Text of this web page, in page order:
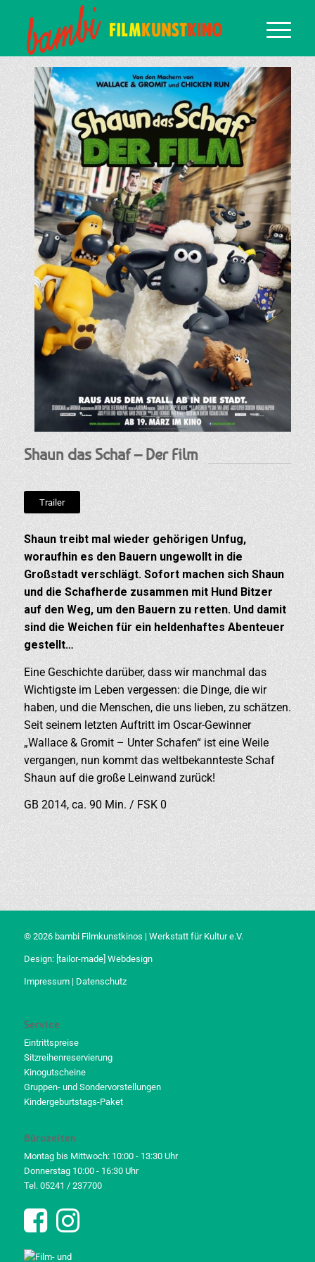
Shaun das Schaf – Der Film
Trailer
Shaun treibt mal wieder gehörigen Unfug,
woraufhin es den Bauern ungewollt in die
Großstadt verschlägt. Sofort machen sich Shaun
und die Schafherde zusammen mit Hund Bitzer
auf den Weg, um den Bauern zu retten. Und damit
sind die Weichen für ein heldenhaftes Abenteuer
gestellt…
Eine Geschichte darüber, dass wir manchmal das
Wichtigste im Leben vergessen: die Dinge, die wir
haben, und die Menschen, die uns lieben, zu schätzen.
Seit seinem letzten Auftritt im Oscar-Gewinner
„Wallace & Gromit – Unter Schafen“ ist eine Weile
vergangen, nun kommt das weltbekannteste Schaf
Shaun auf die große Leinwand zurück!
GB 2014, ca. 90 Min. / FSK 0
© 2026 bambi Filmkunstkinos | Werkstatt für Kultur e.V.
Design: [tailor-made] Webdesign
Impressum| Datenschutz
Service
Eintrittspreise
Sitzreihenreservierung
Kinogutscheine
Gruppen- und Sondervorstellungen
Kindergeburtstags-Paket
Bürozeiten
Montag bis Mittwoch: 10:00 - 13:30 Uhr
Donnerstag 10:00 - 16:30 Uhr
Tel. 05241 / 237700